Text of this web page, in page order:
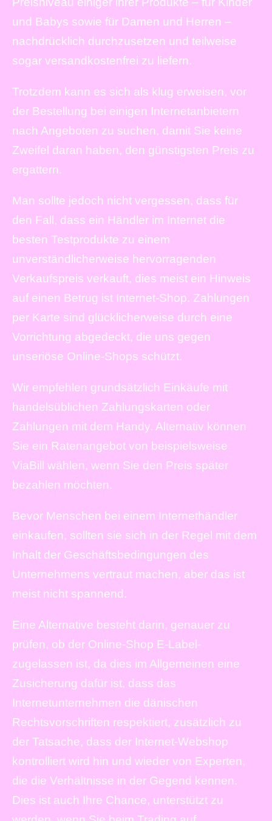
und Babys sowie für Damen und Herren –
nachdrücklich durchzusetzen und teilweise
sogar versandkostenfrei zu liefern.
Trotzdem kann es sich als klug erweisen, vor
der Bestellung bei einigen Internetanbietern
nach Angeboten zu suchen, damit Sie keine
Zweifel daran haben, den günstigsten Preis zu
ergattern.
Man sollte jedoch nicht vergessen, dass für
den Fall, dass ein Händler im Internet die
besten Testprodukte zu einem
unverständlicherweise hervorragenden
Verkaufspreis verkauft, dies meist ein Hinweis
auf einen Betrug ist Internet-Shop. Zahlungen
per Karte sind glücklicherweise durch eine
Vorrichtung abgedeckt, die uns gegen
unseriöse Online-Shops schützt.
Wir empfehlen grundsätzlich Einkäufe mit
handelsüblichen Zahlungskarten oder
Zahlungen mit dem Handy. Alternativ können
Sie ein Ratenangebot von beispielsweise
ViaBill wählen, wenn Sie den Preis später
bezahlen möchten.
Bevor Menschen bei einem Internethändler
einkaufen, sollten sie sich in der Regel mit dem
Inhalt der Geschäftsbedingungen des
Unternehmens vertraut machen, aber das ist
meist nicht spannend.
Eine Alternative besteht darin, genauer zu
prüfen, ob der Online-Shop E-Label-
zugelassen ist, da dies im Allgemeinen eine
Zusicherung dafür ist, dass das
Internetunternehmen die dänischen
Rechtsvorschriften respektiert, zusätzlich zu
der Tatsache, dass der Internet-Webshop
kontrolliert wird hin und wieder von Experten,
die die Verhältnisse in der Gegend kennen.
Dies ist auch Ihre Chance, unterstützt zu